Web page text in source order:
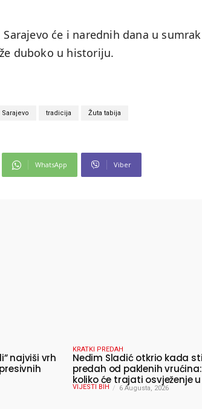
će i narednih dana u sumrak
duboko u historiju.
Sarajevo tradicija Žuta tabija
WhatsApp Viber
najviši vrh
KRATKI PREDAH
Nedim Sladić otkrio kada
predah od paklenih vrućina:
koliko će trajati osvježenje u
VIJESTI BIH 6 Augusta, 2026